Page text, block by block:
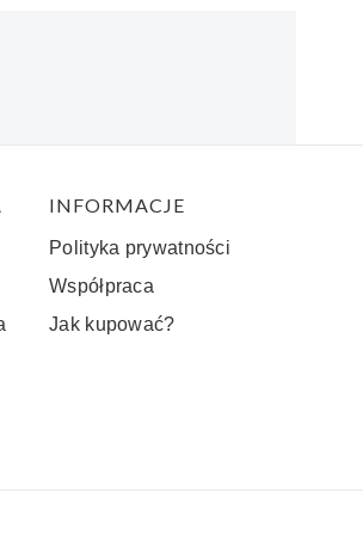
INFORMACJE
Polityka prywatności
Współpraca
Jak kupować?